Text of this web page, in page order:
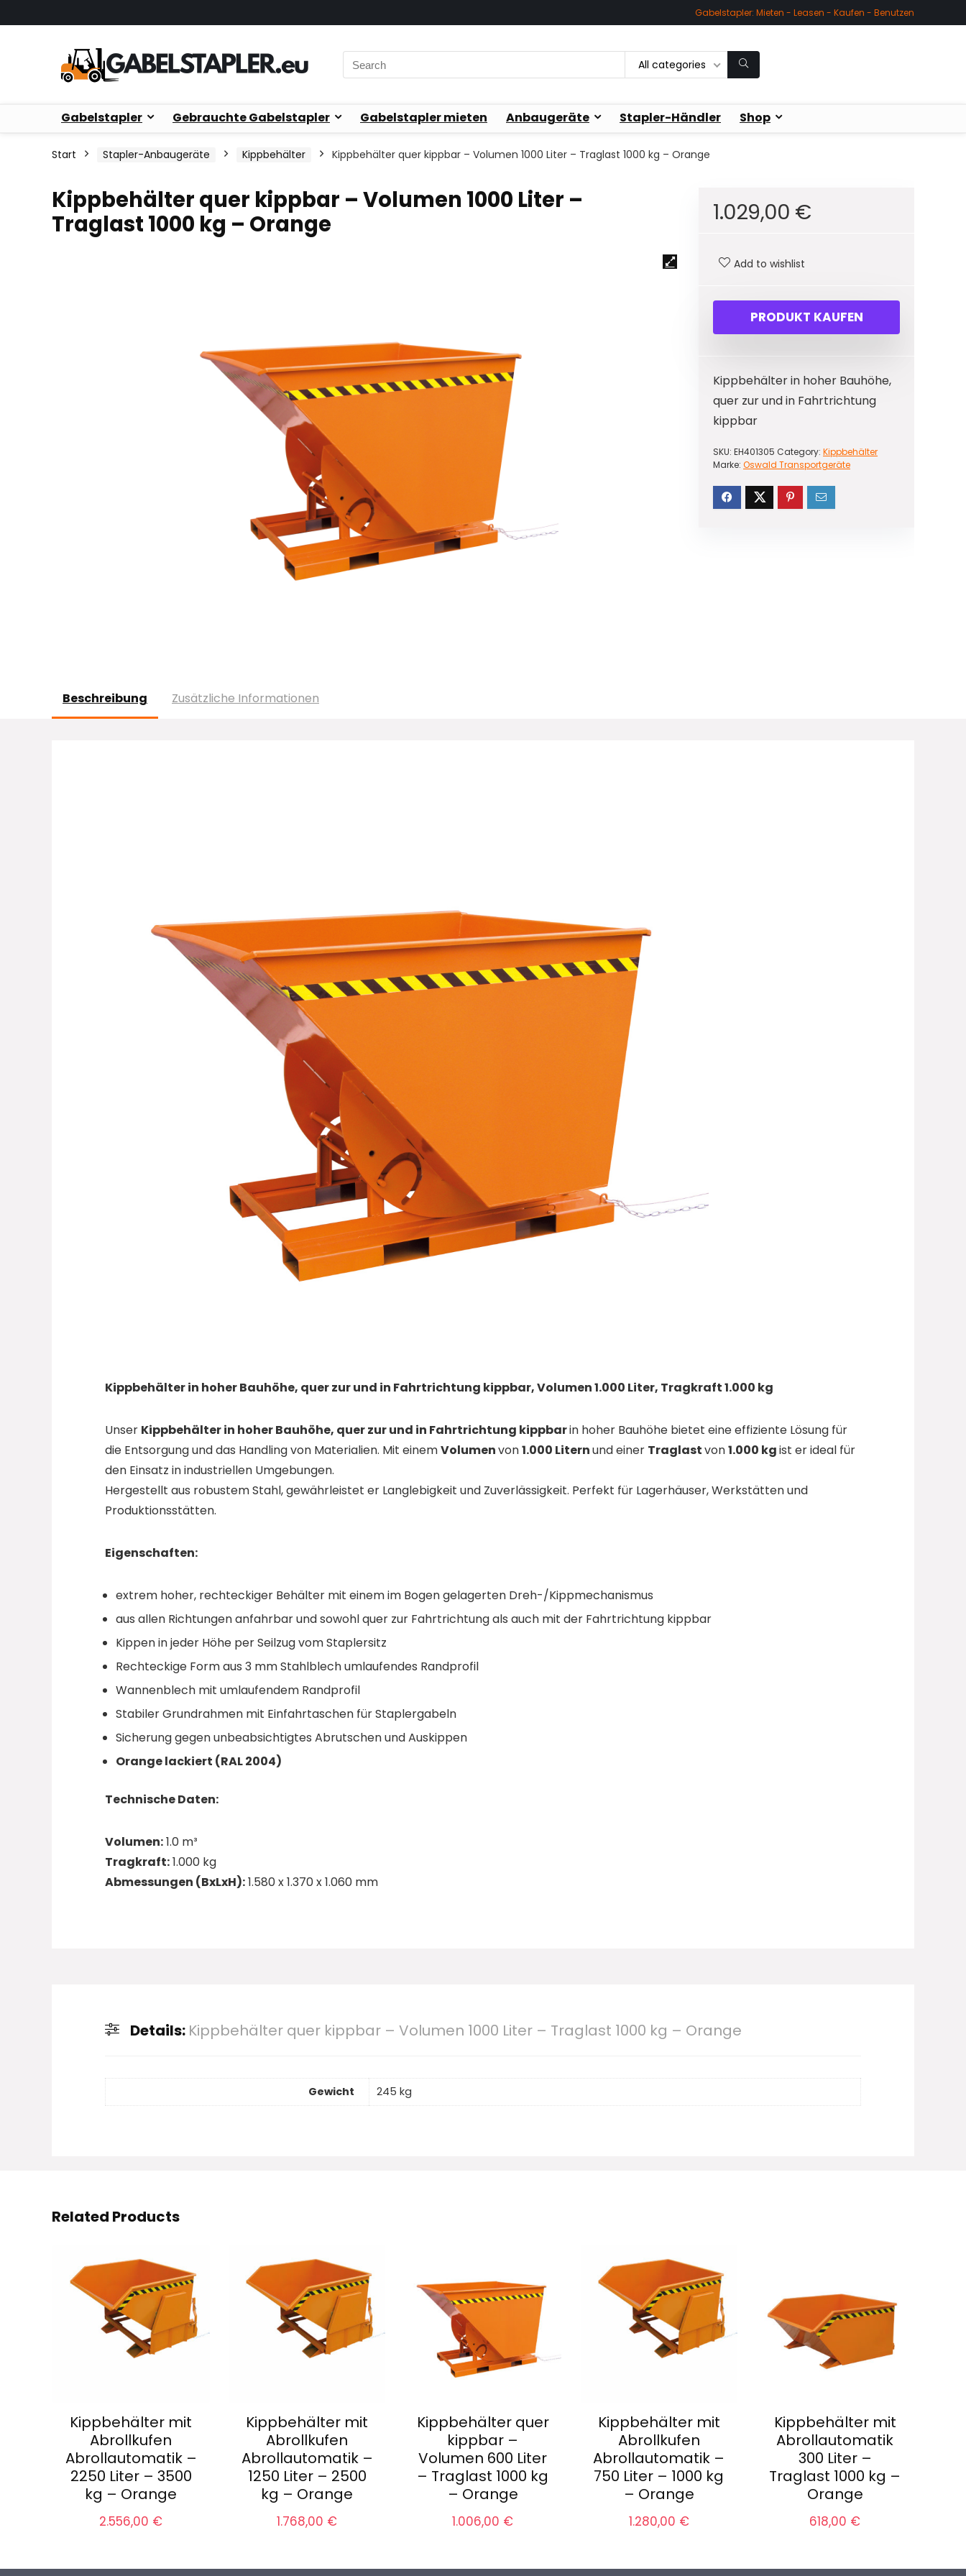
Gabelstapler: Mieten - Leasen - Kaufen - Benutzen
Search
for:
All categories
Gabelstapler Gebrauchte Gabelstapler Gabelstapler mieten Anbaugeräte Stapler-Händler Shop
Start Stapler-Anbaugeräte Kippbehälter Kippbehälter quer kippbar – Volumen 1000 Liter – Traglast 1000 kg – Orange
Kippbehälter quer kippbar – Volumen 1000 Liter –
Traglast 1000 kg – Orange
1.029,00 €
Add to wishlist
PRODUKT KAUFEN
Kippbehälter in hoher Bauhöhe,
quer zur und in Fahrtrichtung
kippbar
SKU: EH401305 Category: Kippbehälter
Marke: Oswald Transportgeräte
Beschreibung Zusätzliche Informationen
Kippbehälter in hoher Bauhöhe, quer zur und in Fahrtrichtung kippbar, Volumen 1.000 Liter, Tragkraft 1.000 kg
Unser Kippbehälter in hoher Bauhöhe, quer zur und in Fahrtrichtung kippbarin hoher Bauhöhe bietet eine effiziente Lösung für
die Entsorgung und das Handling von Materialien. Mit einemVolumenvon1.000 Liternund einer Traglastvon1.000 kgist er ideal für
den Einsatz in industriellen Umgebungen.
Hergestellt aus robustem Stahl, gewährleistet er Langlebigkeit und Zuverlässigkeit. Perfekt für Lagerhäuser, Werkstätten und
Produktionsstätten.
Eigenschaften:
extrem hoher, rechteckiger Behälter mit einem im Bogen gelagerten Dreh-/Kippmechanismus
aus allen Richtungen anfahrbar und sowohl quer zur Fahrtrichtung als auch mit der Fahrtrichtung kippbar
Kippen in jeder Höhe per Seilzug vom Staplersitz
Rechteckige Form aus 3 mm Stahlblech umlaufendes Randprofil
Wannenblech mit umlaufendem Randprofil
Stabiler Grundrahmen mit Einfahrtaschen für Staplergabeln
Sicherung gegen unbeabsichtigtes Abrutschen und Auskippen
Orange lackiert (RAL 2004)
Technische Daten:
Volumen:1.0 m³
Tragkraft:1.000 kg
Abmessungen (BxLxH):1.580 x 1.370 x 1.060 mm
Details: Kippbehälter quer kippbar – Volumen 1000 Liter – Traglast 1000 kg – Orange
Gewicht 245 kg
Related Products
Kippbehälter mit
Abrollkufen
Abrollautomatik –
2250 Liter – 3500
kg – Orange
2.556,00 €
Kippbehälter mit
Abrollkufen
Abrollautomatik –
1250 Liter – 2500
kg – Orange
1.768,00 €
Kippbehälter quer
kippbar –
Volumen 600 Liter
– Traglast 1000 kg
– Orange
1.006,00 €
Kippbehälter mit
Abrollkufen
Abrollautomatik –
750 Liter – 1000 kg
– Orange
1.280,00 €
Kippbehälter mit
Abrollautomatik
300 Liter –
Traglast 1000 kg –
Orange
618,00 €